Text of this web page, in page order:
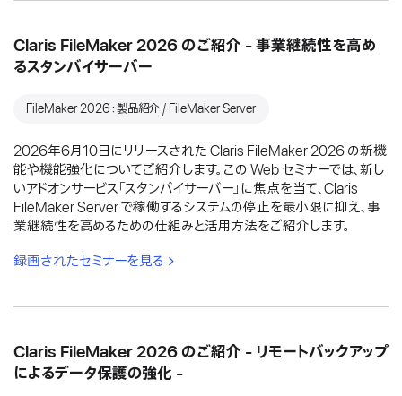
Claris FileMaker 2026 のご紹介 - 事業継続性を高め
るスタンバイサーバー
FileMaker 2026：製品紹介 / FileMaker Server
2026年6月10日にリリースされた Claris FileMaker 2026 の新機
能や機能強化についてご紹介します。この Web セミナーでは、新し
いアドオンサービス「スタンバイサーバー」に焦点を当て、Claris
FileMaker Server で稼働するシステムの停止を最小限に抑え、事
業継続性を高めるための仕組みと活用方法をご紹介します。
録画されたセミナーを見る
Claris FileMaker 2026 のご紹介 - リモートバックアップ
によるデータ保護の強化 -